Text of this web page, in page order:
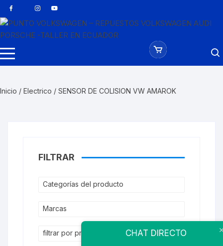
Saltar
al
contenido
Inicio / Electrico / SENSOR DE COLISION VW AMAROK
FILTRAR
Categorías del producto
Marcas
filtrar por precio CHAT DIRECTO